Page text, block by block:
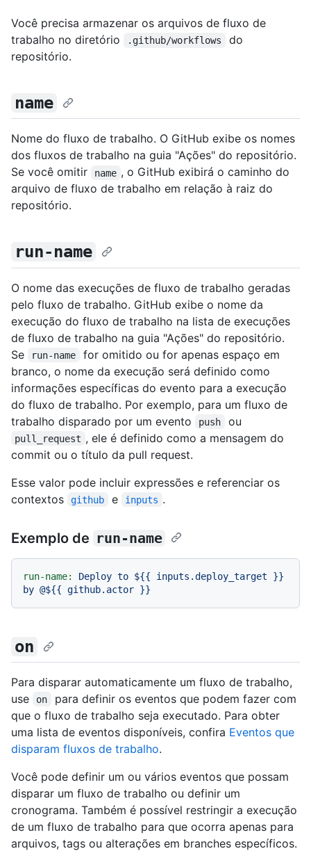
Você precisa armazenar os arquivos de fluxo de
trabalho no diretório
.github/workflows
do
repositório.
name
Nome do fluxo de trabalho. O GitHub exibe os nomes
dos fluxos de trabalho na guia "Ações" do repositório.
Se você omitir
name , o GitHub exibirá o caminho do
arquivo de fluxo de trabalho em relação à raiz do
repositório.
run-name
O nome das execuções de fluxo de trabalho geradas
pelo fluxo de trabalho. GitHub exibe o nome da
execução do fluxo de trabalho na lista de execuções
de fluxo de trabalho na guia "Ações" do repositório.
Se
run-name
for omitido ou for apenas espaço em
branco, o nome da execução será definido como
informações específicas do evento para a execução
do fluxo de trabalho. Por exemplo, para um fluxo de
trabalho disparado por um evento
push ou
pull_request , ele é definido como a mensagem do
commit ou o título da pull request.
Esse valor pode incluir expressões e referenciar os
contextos
github e inputs .
Exemplo de run-name
run-name: Deploy to ${{ inputs.deploy_target
}}
by @${{ github.actor }}
on
Para disparar automaticamente um fluxo de trabalho,
use
on
para definir os eventos que podem fazer com
que o fluxo de trabalho seja executado. Para obter
uma lista de eventos disponíveis, confira Eventos que
disparam fluxos de trabalho.
Você pode definir um ou vários eventos que possam
disparar um fluxo de trabalho ou definir um
cronograma. Também é possível restringir a execução
de um fluxo de trabalho para que ocorra apenas para
arquivos, tags ou alterações em branches específicos.